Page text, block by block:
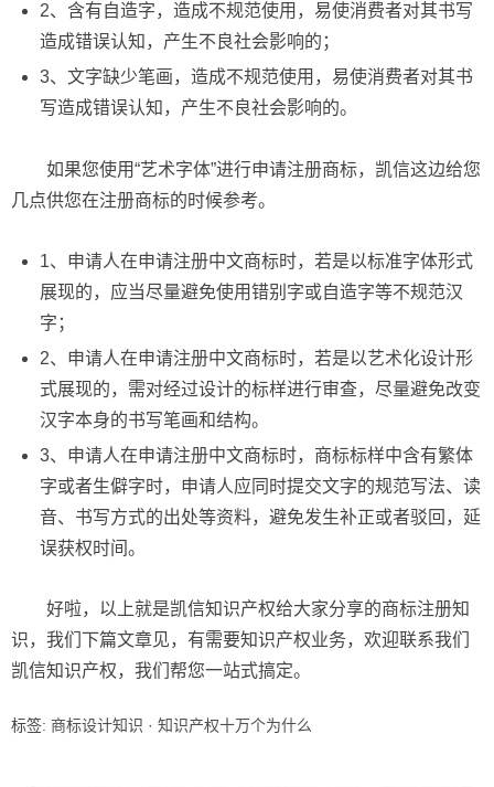
2、含有自造字，造成不规范使用，易使消费者对其书写
造成错误认知，产生不良社会影响的；
3、文字缺少笔画，造成不规范使用，易使消费者对其书
写造成错误认知，产生不良社会影响的。
如果您使用“艺术字体”进行申请注册商标，凯信这边给您
几点供您在注册商标的时候参考。
1、申请人在申请注册中文商标时，若是以标准字体形式
展现的，应当尽量避免使用错别字或自造字等不规范汉
字；
2、申请人在申请注册中文商标时，若是以艺术化设计形
式展现的，需对经过设计的标样进行审查，尽量避免改变
汉字本身的书写笔画和结构。
3、申请人在申请注册中文商标时，商标标样中含有繁体
字或者生僻字时，申请人应同时提交文字的规范写法、读
音、书写方式的出处等资料，避免发生补正或者驳回，延
误获权时间。
好啦，以上就是凯信知识产权给大家分享的商标注册知
识，我们下篇文章见，有需要知识产权业务，欢迎联系我们
凯信知识产权，我们帮您一站式搞定。
标签: 商标设计知识 · 知识产权十万个为什么